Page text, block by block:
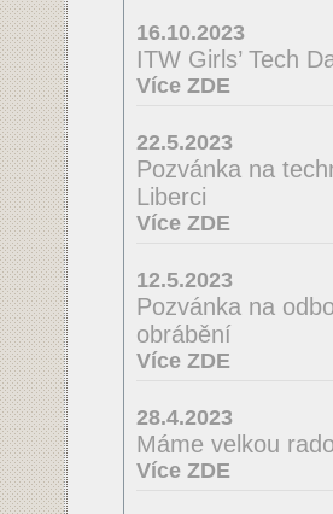
16.10.2023
ITW Girls’ Tech
Více ZDE
22.5.2023
Pozvánka na
Liberci
Více ZDE
12.5.2023
Pozvánka na
obrábění
Více ZDE
28.4.2023
Máme velkou
Více ZDE